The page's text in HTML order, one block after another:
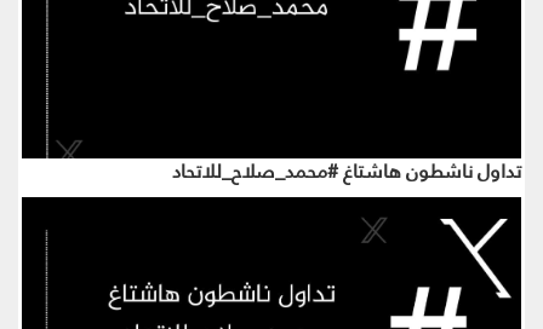
تداول ناشطون هاشتاغ #محمد_صلاح_للاتحاد